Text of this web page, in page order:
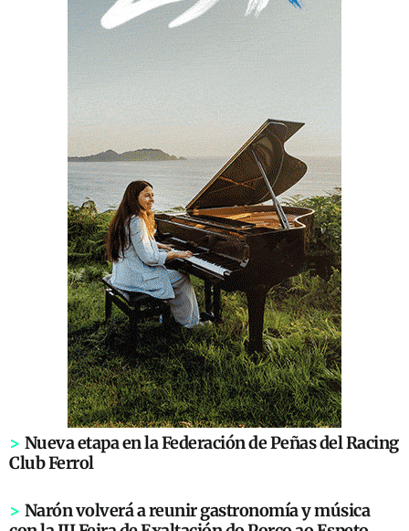
> Nueva etapa en la Federación de Peñas del Racing
Club Ferrol
> Narón volverá a reunir gastronomía y música